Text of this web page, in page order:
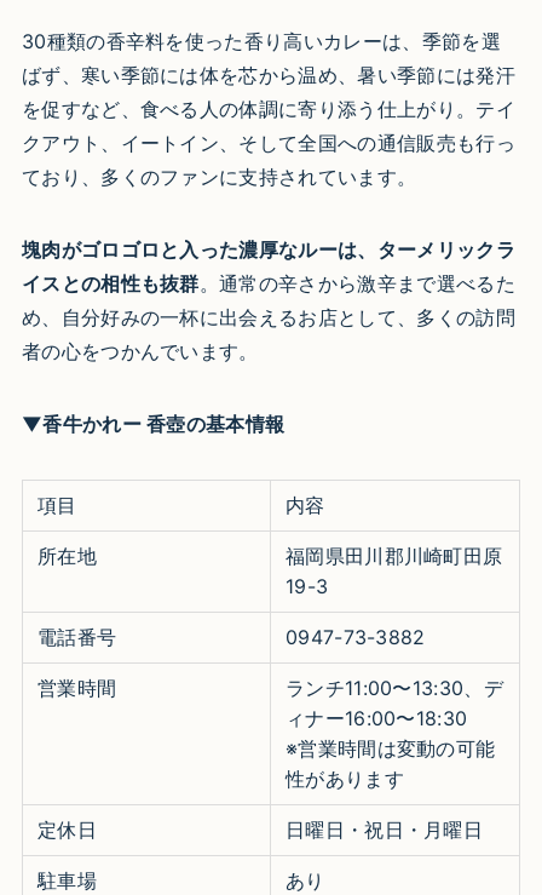
30種類の香辛料を使った香り高いカレーは、季節を選
ばず、寒い季節には体を芯から温め、暑い季節には発汗
を促すなど、食べる人の体調に寄り添う仕上がり。​テイ
クアウト、イートイン、そして全国への通信販売も行っ
ており、多くのファンに支持されています。
塊肉がゴロゴロと入った濃厚なルーは、ターメリックラ
イスとの相性も抜群。通常の辛さから激辛まで選べるた
め、自分好みの一杯に出会えるお店として、多くの訪問
者の心をつかんでいます。​
▼香牛かれー 香壺の基本情報
項目 内容
所在地
福岡県田川郡川崎町田原
19-3​
電話番号 0947-73-3882​
営業時間
ランチ11:00〜13:30、デ
ィナー16:00〜18:30​
※営業時間は変動の可能
性があります
定休日 日曜日・祝日・月曜日​
駐車場 あり​